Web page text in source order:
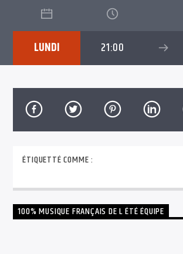
EN CE MOMENT
TITRE
ARTISTE
FrenzyRadio
LUNDI 21:00
ÉTIQUETTÉ COMME :
LE LUNDI
15H À 17H
100% MUSIQUE FRANÇAIS DE L ÉTÉ ÉQUIPE